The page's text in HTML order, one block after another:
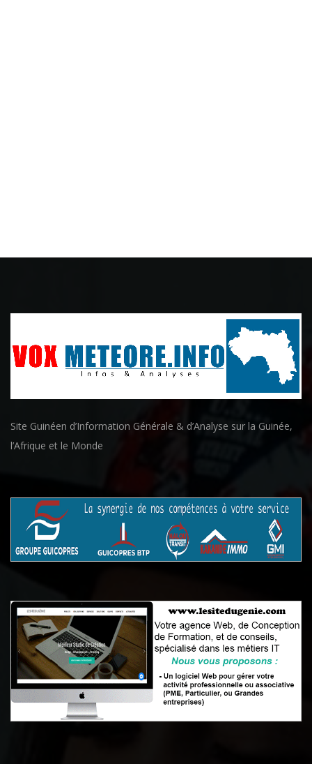
Site Guinéen d’Information Générale & d’Analyse sur la Guinée,
l’Afrique et le Monde